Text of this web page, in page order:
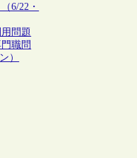
6/22・
問題
職問
）